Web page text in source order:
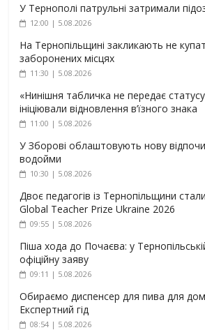
У Тернополі патрульні затримали
12:00 | 5.08.2026
На Тернопільщині закликають не
заборонених місцях
11:30 | 5.08.2026
«Нинішня табличка не передає статусу
ініціювали відновлення в’їзного знака
11:00 | 5.08.2026
У Зборові облаштовують нову
водойми
10:30 | 5.08.2026
Двоє педагогів із Тернопільщини
Global Teacher Prize Ukraine 2026
09:55 | 5.08.2026
Піша хода до Почаєва: у
офіційну заяву
09:11 | 5.08.2026
Обираємо диспенсер для пива для
Експертний гід
08:54 | 5.08.2026